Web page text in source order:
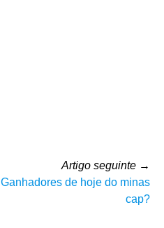
Artigo seguinte →
Ganhadores de hoje do minas
cap?